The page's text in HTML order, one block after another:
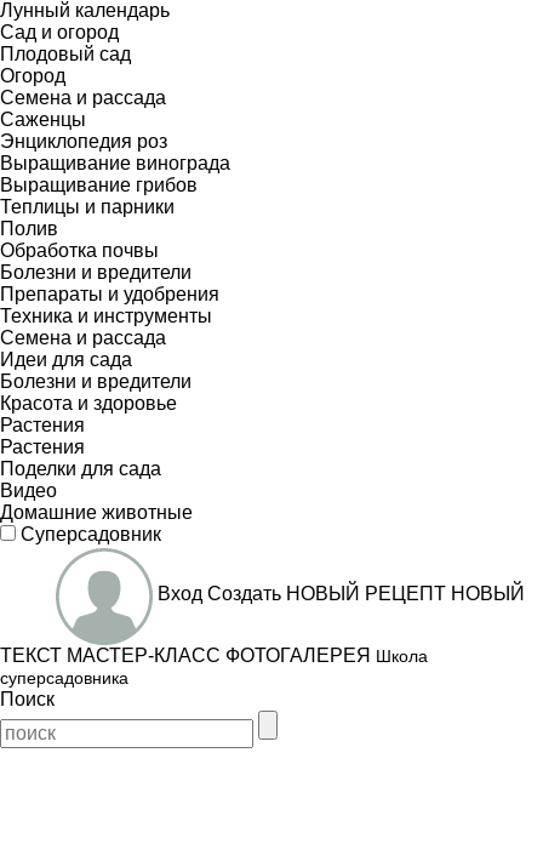
Лунный календарь
Сад и огород
Плодовый сад
Огород
Семена и рассада
Саженцы
Энциклопедия роз
Выращивание винограда
Выращивание грибов
Теплицы и парники
Полив
Обработка почвы
Болезни и вредители
Препараты и удобрения
Техника и инструменты
Семена и рассада
Идеи для сада
Болезни и вредители
Красота и здоровье
Растения
Растения
Поделки для сада
Видео
Домашние животные
Суперсадовник
Вход Создать НОВЫЙ РЕЦЕПТ НОВЫЙ
ТЕКСТ МАСТЕР-КЛАСС ФОТОГАЛЕРЕЯ Школа
суперсадовника
Поиск